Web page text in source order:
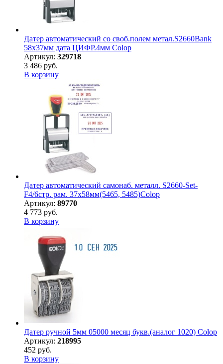
Датер автоматический со своб.полем метал.S2660Bank
58х37мм дата ЦИФР.4мм Colop
Артикул: 329718
3 486 руб.
В корзину
Датер автоматический самонаб. металл. S2660-Set-
F4/6стр. рам. 37х58мм(5465, 5485)Colop
Артикул: 89770
4 773 руб.
В корзину
Датер ручной 5мм 05000 месяц букв.(аналог 1020) Colop
Артикул: 218995
452 руб.
В корзину